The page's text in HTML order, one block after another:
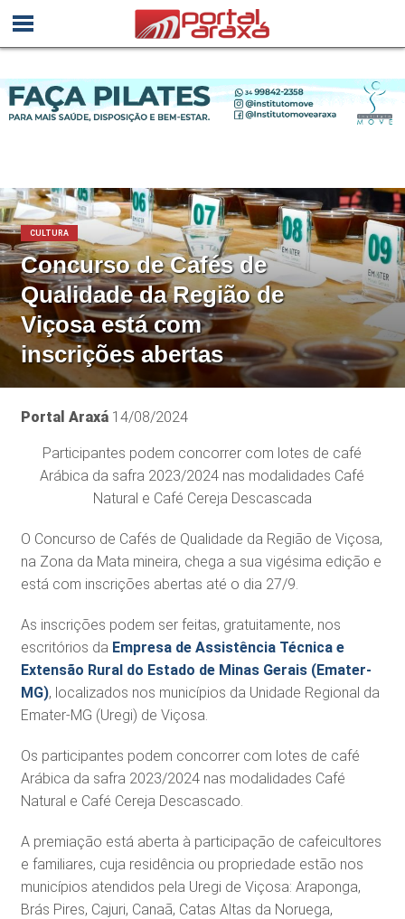
CULTURA
Concurso de Cafés de
Qualidade da Região de
Viçosa está com
inscrições abertas
Portal Araxá 14/08/2024
Participantes podem concorrer com lotes de café
Arábica da safra 2023/2024 nas modalidades Café
Natural e Café Cereja Descascada
O Concurso de Cafés de Qualidade da Região de Viçosa,
na Zona da Mata mineira, chega a sua vigésima edição e
está com inscrições abertas até o dia 27/9.
As inscrições podem ser feitas, gratuitamente, nos
escritórios da Empresa de Assistência Técnica e
Extensão Rural do Estado de Minas Gerais (Emater-
MG), localizados nos municípios da Unidade Regional da
Emater-MG (Uregi) de Viçosa.
Os participantes podem concorrer com lotes de café
Arábica da safra 2023/2024 nas modalidades Café
Natural e Café Cereja Descascado.
A premiação está aberta à participação de cafeicultores
e familiares, cuja residência ou propriedade estão nos
municípios atendidos pela Uregi de Viçosa: Araponga,
Brás Pires, Cajuri, Canaã, Catas Altas da Noruega,